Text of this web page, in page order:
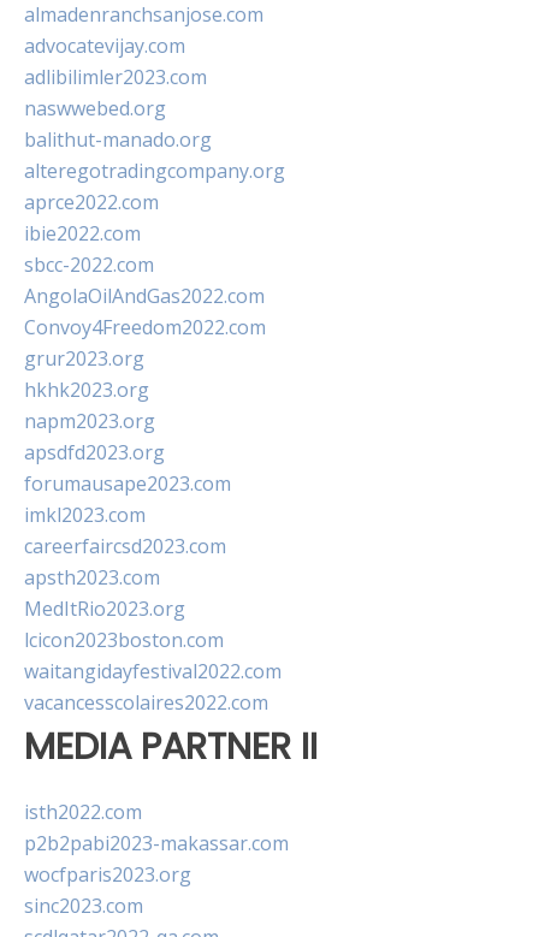
almadenranchsanjose.com
advocatevijay.com
adlibilimler2023.com
naswwebed.org
balithut-manado.org
alteregotradingcompany.org
aprce2022.com
ibie2022.com
sbcc-2022.com
AngolaOilAndGas2022.com
Convoy4Freedom2022.com
grur2023.org
hkhk2023.org
napm2023.org
apsdfd2023.org
forumausape2023.com
imkl2023.com
careerfaircsd2023.com
apsth2023.com
MedItRio2023.org
lcicon2023boston.com
waitangidayfestival2022.com
vacancesscolaires2022.com
MEDIA PARTNER II
isth2022.com
p2b2pabi2023-makassar.com
wocfparis2023.org
sinc2023.com